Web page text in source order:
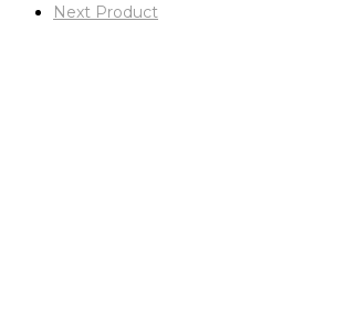
Next Product